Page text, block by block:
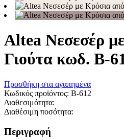
Altea Νεσεσέρ
Γιούτα κωδ. B-
Προσθήκη στα αγαπημένα
Κωδικός προϊόντος: B-612
Διαθεσιμότητα:
Διαθέσιμη ποσότητα:
Περιγραφή